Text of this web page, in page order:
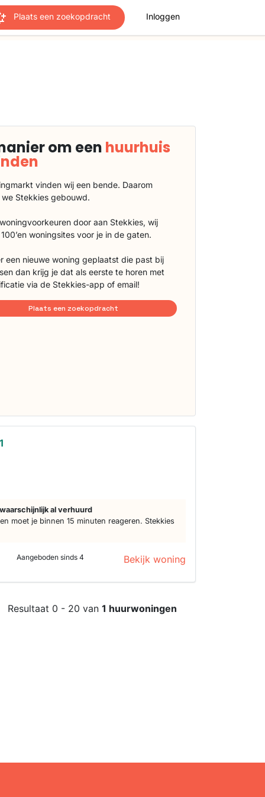
Plaats een zoekopdracht Inloggen
om een huurhuis
vinden wij een bende. Daarom
Stekkies gebouwd.
door aan Stekkies, wij
woningsites voor je in de gaten.
een nieuwe woning geplaatst die past bij
dan krijg je dat als eerste te horen met
via de Stekkies-app of email!
Plaats een zoekopdracht
al verhuurd
moet je binnen 15 minuten reageren. Stekkies
Aangeboden sinds 4 Bekijk woning
Resultaat 0 - 20 van 1 huurwoningen